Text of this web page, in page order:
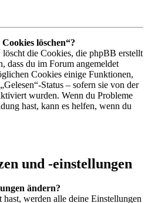
löschen“?
die Cookies, die phpBB erstellt
dass du im Forum angemeldet
Cookies einige Funktionen,
Status – sofern sie von der
wurden. Wenn du Probleme
hast, kann es helfen, wenn du
und -einstellungen
ändern?
werden alle deine Einstellungen